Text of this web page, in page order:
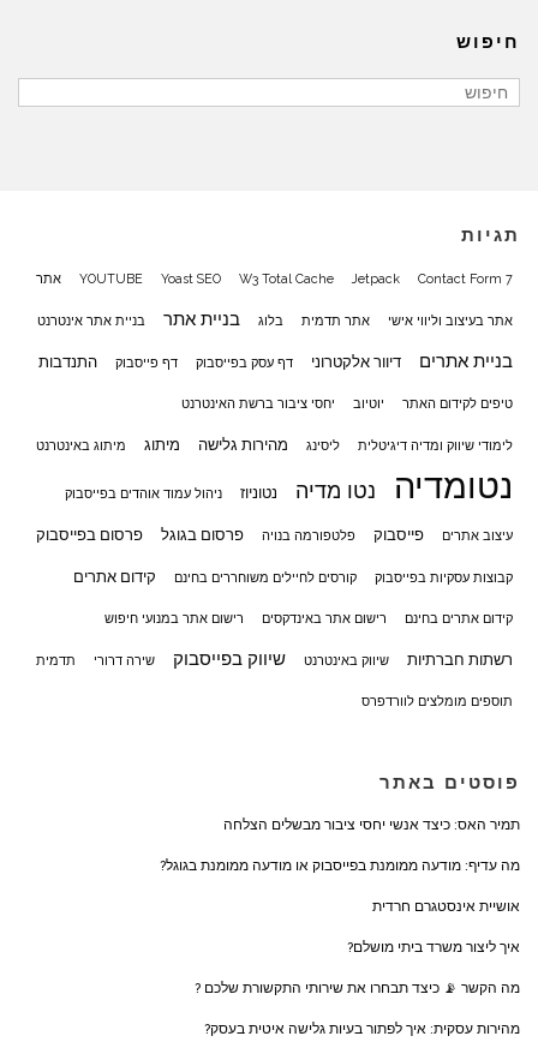
חיפוש
תגיות
Contact Form 7
Jetpack
W3 Total Cache
Yoast SEO
YOUTUBE אתר
אתר בעיצוב וליווי אישי אתר תדמית בלוג בניית אתר בניית אתר אינטרנט
בניית אתרים דיוור אלקטרוני דף עסק בפייסבוק דף פייסבוק התנדבות
טיפים לקידום האתר יוטיוב יחסי ציבור ברשת האינטרנט
לימודי שיווק ומדיה דיגיטלית ליסינג מהירות גלישה מיתוג מיתוג באינטרנט
נטומדיה נטו מדיה נטוניוז ניהול עמוד אוהדים בפייסבוק
עיצוב אתרים פייסבוק פלטפורמה בנויה פרסום בגוגל פרסום בפייסבוק
קבוצות עסקיות בפייסבוק קורסים לחיילים משוחררים בחינם קידום אתרים
קידום אתרים בחינם רישום אתר באינדקסים רישום אתר במנועי חיפוש
רשתות חברתיות שיווק באינטרנט שיווק בפייסבוק שירה דרורי תדמית
תוספים מומלצים לוורדפרס
פוסטים באתר
תמיר האס: כיצד אנשי יחסי ציבור מבשלים הצלחה
מה עדיף: מודעה ממומנת בפייסבוק או מודעה ממומנת בגוגל?
אושיית אינסטגרם חרדית
איך ליצור משרד ביתי מושלם?
מה הקשר 📡 כיצד תבחרו את שירותי התקשורת שלכם ?
מהירות עסקית: איך לפתור בעיות גלישה איטית בעסק?